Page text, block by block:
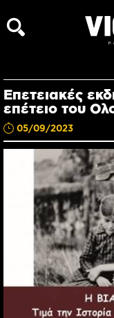
Επετειακές
επέτειο του
05/09/2023